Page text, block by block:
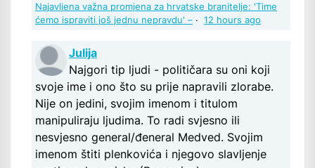
Najavljena važna promjena za hrvatske branitelje: 'Time
ćemo ispraviti još jednu nepravdu' – · 12 hours ago
Julija
Najgori tip ljudi - političara su oni koji
svoje ime i ono što su prije napravili zlorabe.
Nije on jedini, svojim imenom i titulom
manipuliraju ljudima. To radi svjesno ili
nesvjesno general/đeneral Medved. Svojim
imenom štiti plenkovića i njegovo slavljenje